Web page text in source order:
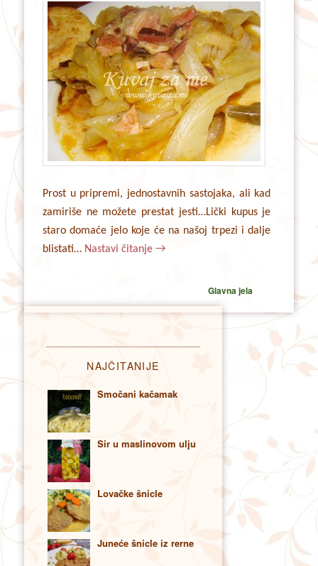
Prost u pripremi, jednostavnih sastojaka, ali kad
zamiriše ne možete prestat jesti…Lički kupus je
staro domaće jelo koje će na našoj trpezi i dalje
blistati… Nastavi čitanje→
Glavna jela
NAJČITANIJE
Smočani kačamak
Sir u maslinovom ulju
Lovačke šnicle
Juneće šnicle iz rerne